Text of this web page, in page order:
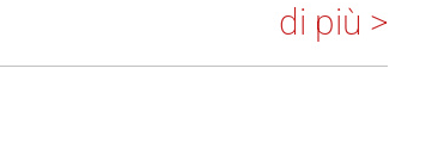
di più >